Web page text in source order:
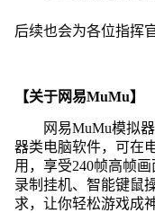
后续也会为各位指挥
【关于网易MuMu】
网易MuMu模拟
器类电脑软件，可在
用，享受240帧高帧
录制挂机、智能键鼠
求，让你轻松游戏成